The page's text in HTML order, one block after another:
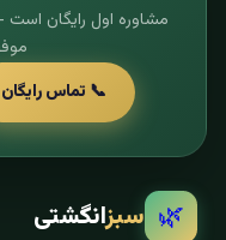
مشاوره اول رایگان
📞 تماس رایگان
🌿 سبزانگشتی